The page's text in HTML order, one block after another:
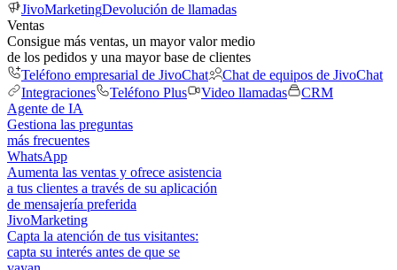
JivoMarketingDevolución de llamadas
Ventas
Consigue más ventas, un mayor valor medio
de los pedidos y una mayor base de clientes
Teléfono empresarial de JivoChat
Chat de equipos de JivoChat
Integraciones
Teléfono Plus Video llamadas
CRM
Agente de IA
Gestiona las preguntas
más frecuentes
WhatsApp
Aumenta las ventas y ofrece asistencia
a tus clientes a través de su aplicación
de mensajería preferida
JivoMarketing
Capta la atención de tus visitantes:
capta su interés antes de que se